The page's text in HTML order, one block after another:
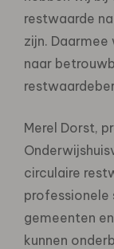
restwaarde
zijn.
naar
Merel Dorst,
circulaire
professionele
gemeenten
kunnen